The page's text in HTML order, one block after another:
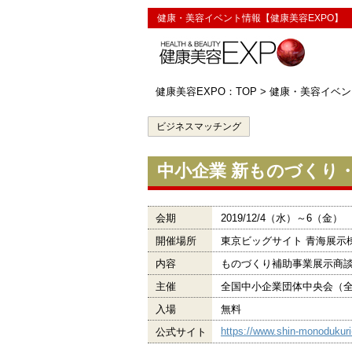
健康・美容イベント情報【健康美容EXPO】
健康美容EXPO：TOP > 健康・美容イベ
ビジネスマッチング
中小企業 新ものづくり
会期
2019/12/4（水）～6（金）
開催場所
東京ビッグサイト 青海展示
内容
ものづくり補助事業展示商
主催
全国中小企業団体中央会（
入場
無料
公式サイト
https://www.shin-